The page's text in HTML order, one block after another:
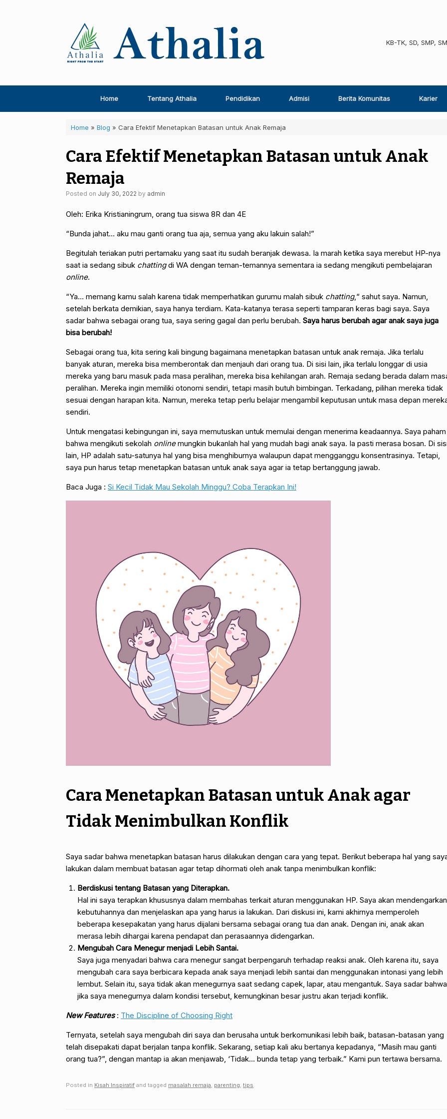
KB-TK, SD, SMP,
Home Tentang Athalia Pendidikan Admisi Berita Komunitas Karier
Home » Blog » Cara Efektif Menetapkan Batasan untuk Anak Remaja
Cara Efektif Menetapkan Batasan untuk Anak
Remaja
Posted on July 30, 2022 by admin
Oleh: Erika Kristianingrum, orang tua siswa 8R dan 4E
“Bunda jahat… aku mau ganti orang tua aja, semua yang aku lakuin salah!”
Begitulah teriakan putri pertamaku yang saat itu sudah beranjak dewasa. Ia marah ketika saya merebut HP-nya
saat ia sedang sibuk chattingdi WA dengan teman-temannya sementara ia sedang mengikuti pembelajaran
online.
“Ya… memang kamu salah karena tidak memperhatikan gurumu malah sibuk chatting,“ sahut saya. Namun,
setelah berkata demikian, saya hanya terdiam. Kata-katanya terasa seperti tamparan keras bagi saya. Saya
sadar bahwa sebagai orang tua, saya sering gagal dan perlu berubah. Saya harus berubah agar anak saya juga
bisa berubah!
Sebagai orang tua, kita sering kali bingung bagaimana menetapkan batasan untuk anak remaja. Jika terlalu
banyak aturan, mereka bisa memberontak dan menjauh dari orang tua. Di sisi lain, jika terlalu longgar di usia
mereka yang baru masuk pada masa peralihan, mereka bisa kehilangan arah. Remaja sedang berada dalam
peralihan. Mereka ingin memiliki otonomi sendiri, tetapi masih butuh bimbingan. Terkadang, pilihan mereka tidak
sesuai dengan harapan kita. Namun, mereka tetap perlu belajar mengambil keputusan untuk masa depan
sendiri.
Untuk mengatasi kebingungan ini, saya memutuskan untuk memulai dengan menerima keadaannya. Saya paham
bahwa mengikuti sekolah onlinemungkin bukanlah hal yang mudah bagi anak saya. Ia pasti merasa bosan. Di
lain, HP adalah satu-satunya hal yang bisa menghiburnya walaupun dapat mengganggu konsentrasinya. Tetapi,
saya pun harus tetap menetapkan batasan untuk anak saya agar ia tetap bertanggung jawab.
Baca Juga : Si Kecil Tidak Mau Sekolah Minggu? Coba Terapkan Ini!
Cara Menetapkan Batasan untuk Anak agar
Tidak Menimbulkan Konflik
Saya sadar bahwa menetapkan batasan harus dilakukan dengan cara yang tepat. Berikut beberapa hal yang
lakukan dalam membuat batasan agar tetap dihormati oleh anak tanpa menimbulkan konflik:
Berdiskusi tentang Batasan yang Diterapkan.
Hal ini saya terapkan khususnya dalam membahas terkait aturan menggunakan HP. Saya akan mendengarkan
kebutuhannya dan menjelaskan apa yang harus ia lakukan. Dari diskusi ini, kami akhirnya memperoleh
beberapa kesepakatan yang harus dijalani bersama sebagai orang tua dan anak. Dengan ini, anak akan
merasa lebih dihargai karena pendapat dan perasaannya didengarkan.
Mengubah Cara Menegur menjadi Lebih Santai.
Saya juga menyadari bahwa cara menegur sangat berpengaruh terhadap reaksi anak. Oleh karena itu, saya
mengubah cara saya berbicara kepada anak saya menjadi lebih santai dan menggunakan intonasi yang lebih
lembut. Selain itu, saya tidak akan menegurnya saat sedang capek, lapar, atau mengantuk. Saya sadar bahwa
jika saya menegurnya dalam kondisi tersebut, kemungkinan besar justru akan terjadi konflik.
New Features: The Discipline of Choosing Right
Ternyata, setelah saya mengubah diri saya dan berusaha untuk berkomunikasi lebih baik, batasan-batasan yang
telah disepakati dapat berjalan tanpa konflik. Sekarang, setiap kali aku bertanya kepadanya, “Masih mau ganti
orang tua?”, dengan mantap ia akan menjawab, ‘Tidak… bunda tetap yang terbaik.” Kami pun tertawa bersama.
Posted in Kisah Inspiratif and tagged masalah remaja parenting tips